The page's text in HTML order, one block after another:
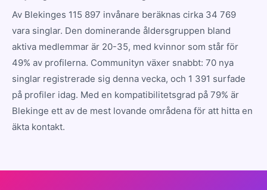
Av Blekinges 115 897 invånare beräknas cirka 34 769
vara singlar. Den dominerande åldersgruppen bland
aktiva medlemmar är 20-35, med kvinnor som står för
49% av profilerna. Communityn växer snabbt: 70 nya
singlar registrerade sig denna vecka, och 1 391 surfade
på profiler idag. Med en kompatibilitetsgrad på 79% är
Blekinge ett av de mest lovande områdena för att hitta en
äkta kontakt.